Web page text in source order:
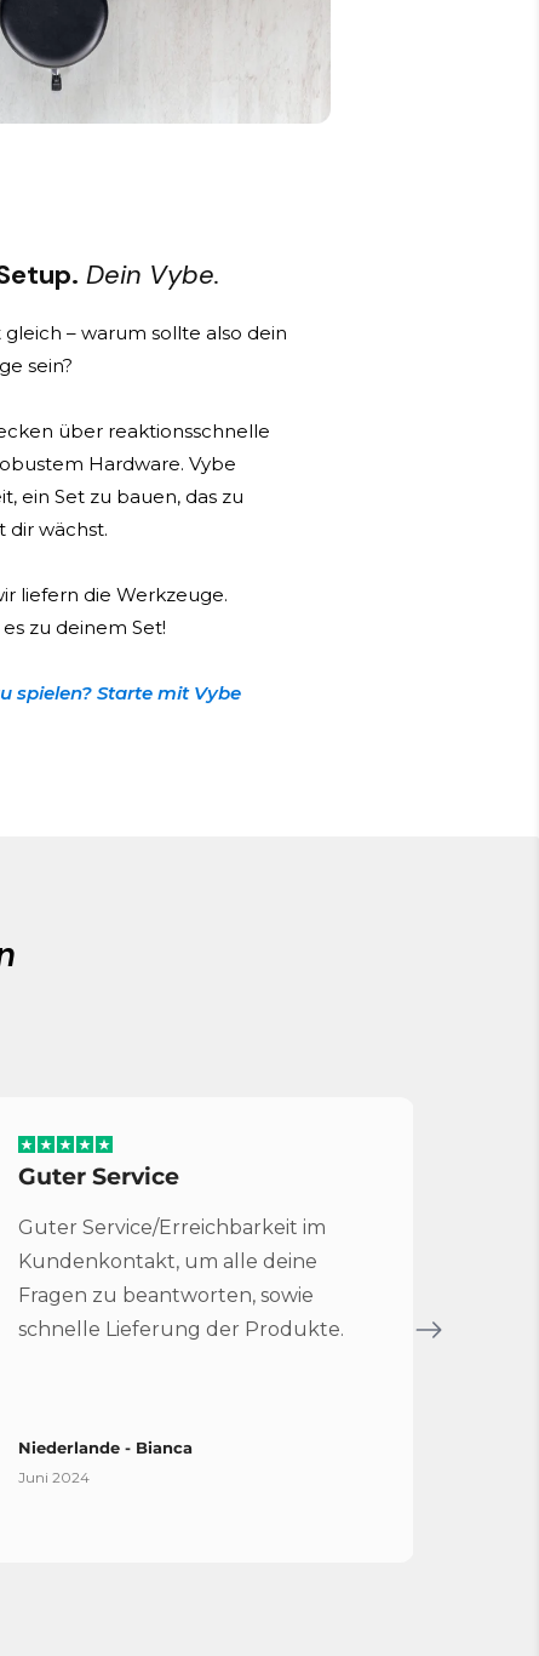
Dein Vybe.
– warum sollte also dein
sein?
über reaktionsschnelle
Hardware. Vybe
ein Set zu bauen, das zu
dir wächst.
liefern die Werkzeuge.
zu deinem Set!
spielen? Starte mit Vybe
Guter Service
Guter Service/Erreichbarkeit im
Kundenkontakt, um alle deine
Fragen zu beantworten, sowie
schnelle Lieferung der Produkte.
Niederlande - Bianca
Juni 2024